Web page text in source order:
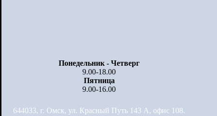
Понедельник - Четверг
9.00-18.00
Пятница
9.00-16.00
644033, г. Омск, ул. Красный Путь 143 А, офис 108.